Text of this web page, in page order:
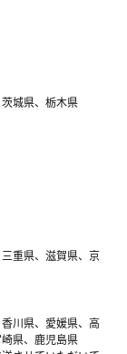
城県、栃木県
重県、滋賀県、京
川県、愛媛県、高
県、鹿児島県